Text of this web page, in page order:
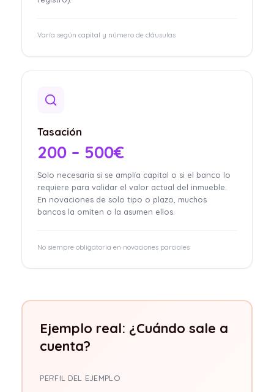
Varía según capital y número de cláusulas
Tasación
200 – 500€
Solo necesaria si se amplía capital o si el banco lo
requiere para validar el valor actual del inmueble.
En novaciones de solo tipo o plazo, muchos
bancos la omiten o la asumen ellos.
No siempre obligatoria en novaciones parciales
Ejemplo real: ¿Cuándo sale a
cuenta?
PERFIL DEL EJEMPLO